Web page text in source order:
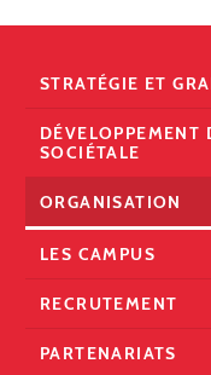
STRATÉGIE ET
DÉVELOPPEMENT
SOCIÉTALE
ORGANISATION
LES CAMPUS
RECRUTEMENT
PARTENARIATS